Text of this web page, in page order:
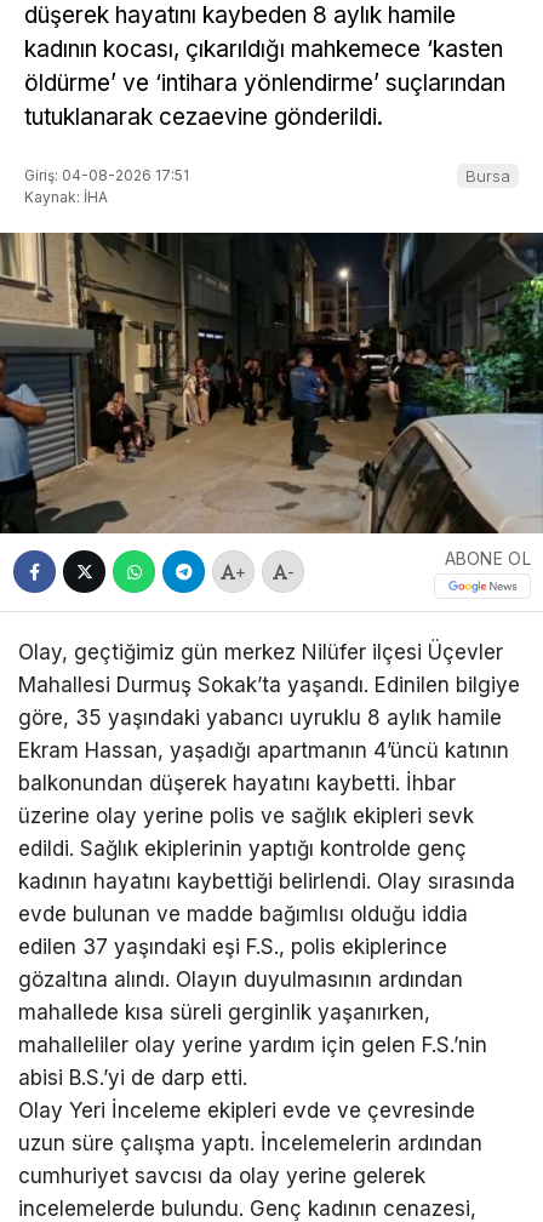
düşerek hayatını kaybeden 8 aylık hamile
kadının kocası, çıkarıldığı mahkemece ‘kasten
öldürme’ ve ‘intihara yönlendirme’ suçlarından
tutuklanarak cezaevine gönderildi.
Giriş: 04-08-2026 17:51
Kaynak: İHA
Bursa
+ -
ABONE OL
Olay, geçtiğimiz gün merkez Nilüfer ilçesi Üçevler
Mahallesi Durmuş Sokak’ta yaşandı. Edinilen bilgiye
göre, 35 yaşındaki yabancı uyruklu 8 aylık hamile
Ekram Hassan, yaşadığı apartmanın 4’üncü katının
balkonundan düşerek hayatını kaybetti. İhbar
üzerine olay yerine polis ve sağlık ekipleri sevk
edildi. Sağlık ekiplerinin yaptığı kontrolde genç
kadının hayatını kaybettiği belirlendi. Olay sırasında
evde bulunan ve madde bağımlısı olduğu iddia
edilen 37 yaşındaki eşi F.S., polis ekiplerince
gözaltına alındı. Olayın duyulmasının ardından
mahallede kısa süreli gerginlik yaşanırken,
mahalleliler olay yerine yardım için gelen F.S.’nin
abisi B.S.’yi de darp etti.
Olay Yeri İnceleme ekipleri evde ve çevresinde
uzun süre çalışma yaptı. İncelemelerin ardından
cumhuriyet savcısı da olay yerine gelerek
incelemelerde bulundu. Genç kadının cenazesi,